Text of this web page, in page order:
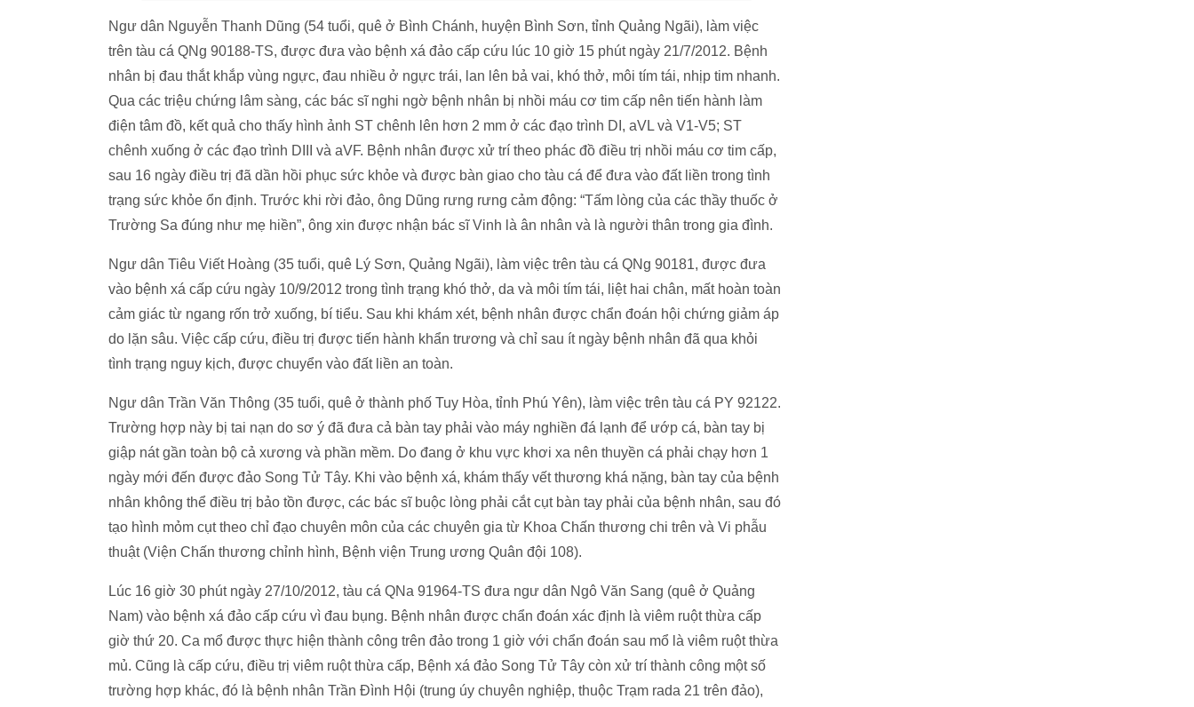
Ngư dân Nguyễn Thanh Dũng (54 tuổi, quê ở Bình Chánh, huyện Bình Sơn, tỉnh Quảng Ngãi), làm việc
trên tàu cá QNg 90188-TS, được đưa vào bệnh xá đảo cấp cứu lúc 10 giờ 15 phút ngày 21/7/2012. Bệnh
nhân bị đau thắt khắp vùng ngực, đau nhiều ở ngực trái, lan lên bả vai, khó thở, môi tím tái, nhịp tim nhanh.
Qua các triệu chứng lâm sàng, các bác sĩ nghi ngờ bệnh nhân bị nhồi máu cơ tim cấp nên tiến hành làm
điện tâm đồ, kết quả cho thấy hình ảnh ST chênh lên hơn 2 mm ở các đạo trình DI, aVL và V1-V5; ST
chênh xuống ở các đạo trình DIII và aVF. Bệnh nhân được xử trí theo phác đồ điều trị nhồi máu cơ tim cấp,
sau 16 ngày điều trị đã dần hồi phục sức khỏe và được bàn giao cho tàu cá để đưa vào đất liền trong tình
trạng sức khỏe ổn định. Trước khi rời đảo, ông Dũng rưng rưng cảm động: “Tấm lòng của các thầy thuốc ở
Trường Sa đúng như mẹ hiền”, ông xin được nhận bác sĩ Vinh là ân nhân và là người thân trong gia đình.
Ngư dân Tiêu Viết Hoàng (35 tuổi, quê Lý Sơn, Quảng Ngãi), làm việc trên tàu cá QNg 90181, được đưa
vào bệnh xá cấp cứu ngày 10/9/2012 trong tình trạng khó thở, da và môi tím tái, liệt hai chân, mất hoàn toàn
cảm giác từ ngang rốn trở xuống, bí tiểu. Sau khi khám xét, bệnh nhân được chẩn đoán hội chứng giảm áp
do lặn sâu. Việc cấp cứu, điều trị được tiến hành khẩn trương và chỉ sau ít ngày bệnh nhân đã qua khỏi
tình trạng nguy kịch, được chuyển vào đất liền an toàn.
Ngư dân Trần Văn Thông (35 tuổi, quê ở thành phố Tuy Hòa, tỉnh Phú Yên), làm việc trên tàu cá PY 92122.
Trường hợp này bị tai nạn do sơ ý đã đưa cả bàn tay phải vào máy nghiền đá lạnh để ướp cá, bàn tay bị
giập nát gần toàn bộ cả xương và phần mềm. Do đang ở khu vực khơi xa nên thuyền cá phải chạy hơn 1
ngày mới đến được đảo Song Tử Tây. Khi vào bệnh xá, khám thấy vết thương khá nặng, bàn tay của bệnh
nhân không thể điều trị bảo tồn được, các bác sĩ buộc lòng phải cắt cụt bàn tay phải của bệnh nhân, sau đó
tạo hình mỏm cụt theo chỉ đạo chuyên môn của các chuyên gia từ Khoa Chấn thương chi trên và Vi phẫu
thuật (Viện Chấn thương chỉnh hình, Bệnh viện Trung ương Quân đội 108).
Lúc 16 giờ 30 phút ngày 27/10/2012, tàu cá QNa 91964-TS đưa ngư dân Ngô Văn Sang (quê ở Quảng
Nam) vào bệnh xá đảo cấp cứu vì đau bụng. Bệnh nhân được chẩn đoán xác định là viêm ruột thừa cấp
giờ thứ 20. Ca mổ được thực hiện thành công trên đảo trong 1 giờ với chẩn đoán sau mổ là viêm ruột thừa
mủ. Cũng là cấp cứu, điều trị viêm ruột thừa cấp, Bệnh xá đảo Song Tử Tây còn xử trí thành công một số
trường hợp khác, đó là bệnh nhân Trần Đình Hội (trung úy chuyên nghiệp, thuộc Trạm rada 21 trên đảo),